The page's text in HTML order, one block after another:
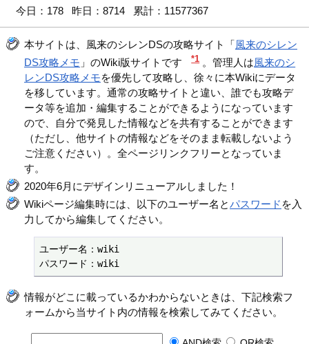
今日：178 昨日：8714 累計：11577367
本サイトは、風来のシレンDSの攻略サイト「風来のシレン
DS攻略メモ 」のWiki版サイトです *1 。管理人は風来のシ
レンDS攻略メモを優先して攻略し、徐々に本Wikiにデータ
を移しています。通常の攻略サイトと違い、誰でも攻略デ
ータ等を追加・編集することができるようになっています
ので、自分で発見した情報などを共有することができます
（ただし、他サイトの情報などをそのまま転載しないよう
ご注意ください）。全ページリンクフリーとなっていま
す。
2020年6月にデザインリニューアルしました！
Wikiページ編集時には、以下のユーザー名とパスワード を入
力してから編集してください。
ユーザー名：wiki
パスワード：wiki
情報がどこに載っているかわからないときは、下記検索フ
ォームから当サイト内の情報を検索してみてください。